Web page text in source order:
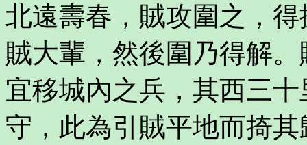
北遠壽春，賊攻圍之，
賊大輩，然後圍乃得解
宜移城內之兵，其西三
守，此為引賊平地而掎